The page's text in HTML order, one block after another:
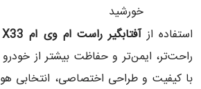
خورشید
استفاده ازآفتابگیر راست ام وی امX33
راحت‌تر، ایمن‌تر و حفاظت بیشتر از
با کیفیت و طراحی اختصاصی، انتخابی